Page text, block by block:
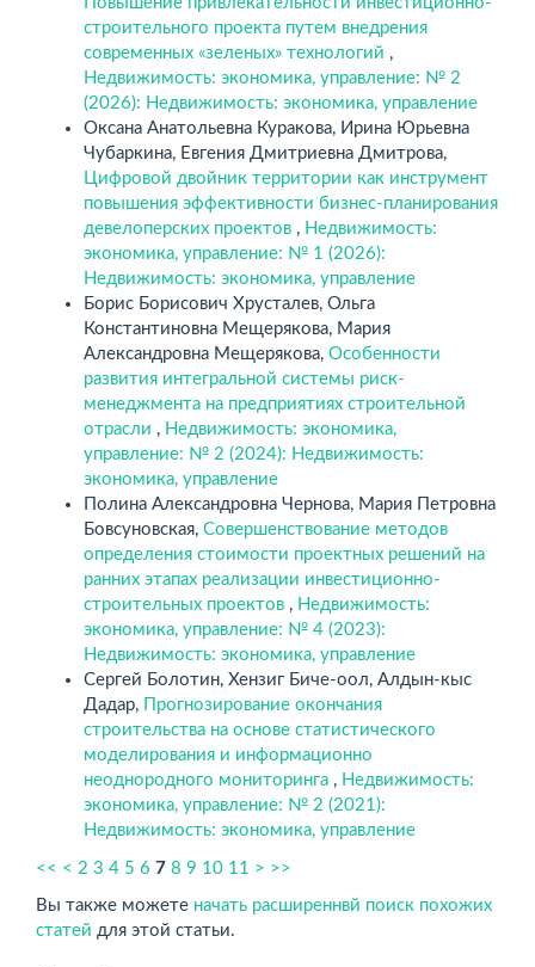
строительного проекта путем внедрения
современных «зеленых» технологий ,
Недвижимость: экономика, управление: № 2
(2026): Недвижимость: экономика, управление
Оксана Анатольевна Куракова, Ирина Юрьевна
Чубаркина, Евгения Дмитриевна Дмитрова,
Цифровой двойник территории как инструмент
повышения эффективности бизнес-планирования
девелоперских проектов , Недвижимость:
экономика, управление: № 1 (2026):
Недвижимость: экономика, управление
Борис Борисович Хрусталев, Ольга
Константиновна Мещерякова, Мария
Александровна Мещерякова, Особенности
развития интегральной системы риск-
менеджмента на предприятиях строительной
отрасли , Недвижимость: экономика,
управление: № 2 (2024): Недвижимость:
экономика, управление
Полина Александровна Чернова, Мария Петровна
Бовсуновская, Совершенствование методов
определения стоимости проектных решений на
ранних этапах реализации инвестиционно-
строительных проектов , Недвижимость:
экономика, управление: № 4 (2023):
Недвижимость: экономика, управление
Сергей Болотин, Хензиг Биче-оол, Алдын-кыс
Дадар,
Прогнозирование окончания
строительства на основе статистического
моделирования и информационно
неоднородного мониторинга , Недвижимость:
экономика, управление: № 2 (2021):
Недвижимость: экономика, управление
<< < 2 3 4 5 6 7 8 9 10 11 > >>
Вы также можете начать расширеннвй поиск похожих
статей для этой статьи.